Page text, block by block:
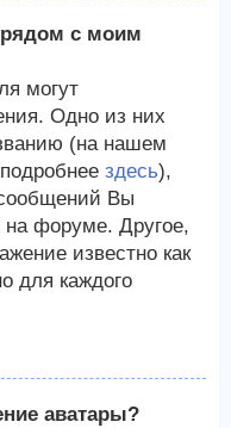
рядом с моим
могут
Одно из них
(на нашем
здесь),
Вы
форуме. Другое,
известно как
для каждого
аватары?